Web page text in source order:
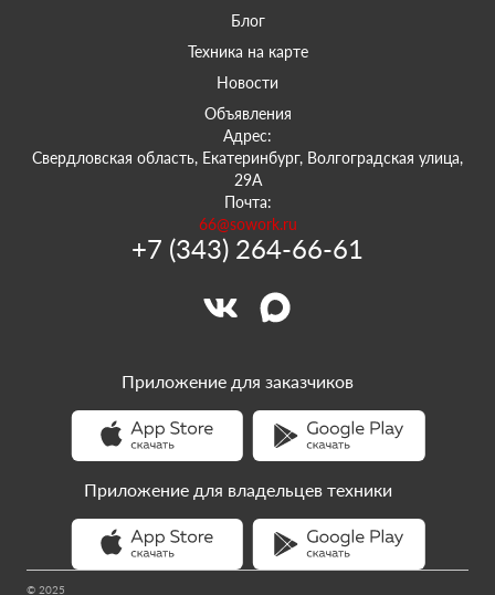
Блог
Техника на карте
Новости
Объявления
Адрес:
Свердловская область, Екатеринбург, Волгоградская улица,
29А
Почта:
66@sowork.ru
+7 (343) 264-66-61
© 2025
Приложение для заказчиков
Приложение для владельцев техники